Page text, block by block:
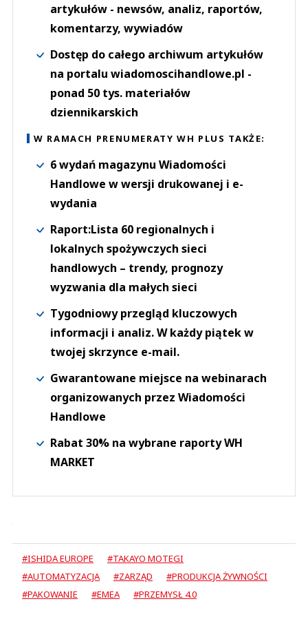
artykułów - newsów, analiz, raportów,
komentarzy, wywiadów
Dostęp do całego archiwum artykułów
na portalu wiadomoscihandlowe.pl -
ponad 50 tys. materiałów
dziennikarskich
W RAMACH PRENUMERATY WH PLUS TAKŻE:
6 wydań magazynu Wiadomości
Handlowe w wersji drukowanej i e-
wydania
Raport:Lista 60 regionalnych i
lokalnych spożywczych sieci
handlowych – trendy, prognozy
wyzwania dla małych sieci
Tygodniowy przegląd kluczowych
informacji i analiz. W każdy piątek w
twojej skrzynce e-mail.
Gwarantowane miejsce na webinarach
organizowanych przez Wiadomości
Handlowe
Rabat 30% na wybrane raporty WH
MARKET
#ISHIDA EUROPE
#TAKAYO MOTEGI
#AUTOMATYZACJA
#ZARZĄD
#PRODUKCJA ŻYWNOŚCI
#PAKOWANIE
#EMEA #PRZEMYSŁ 4.0